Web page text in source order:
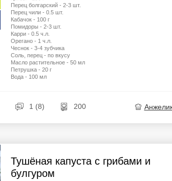
Перец болгарский - 2-3 шт.
Перец чили - 0.5 шт.
Кабачок - 100 г
Помидоры - 2-3 шт.
Карри - 0.5 ч.л.
Орегано - 1 ч.л.
Чеснок - 3-4 зубчика
Соль, перец - по вкусу
Масло растительное - 50 мл
Петрушка - 20 г
Вода - 100 мл
1 (8) 200
Тушёная капуста с грибами и
булгуром